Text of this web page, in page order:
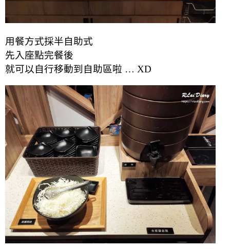
用餐方式採半自助式
先入座點完餐後
就可以自行移動到自助區啦 … XD